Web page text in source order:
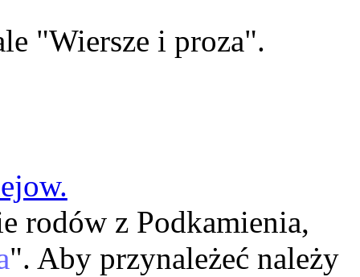
"Wiersze i proza".
rodów z Podkamienia,
". Aby przynależeć należy